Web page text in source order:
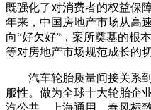
既强化了对消费者的权益保
年来，中国房地产市场从高
向“好欠好”，案所奠基的根
等对房地产市场规范成长的
汽车轮胎质量间接关系到
服性。做为全球十大轮胎企
汽公共、上海通用、春风标